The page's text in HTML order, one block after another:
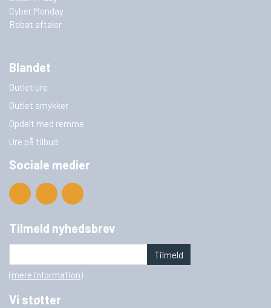
Cyber Monday
Rabat aftaler
Blandet
Outlet ure
Outlet smykker
Opdelt med remme
Ure på tilbud
Sociale medier
Tilmeld nyhedsbrev
Tilmeld
(mere information)
Vi støtter